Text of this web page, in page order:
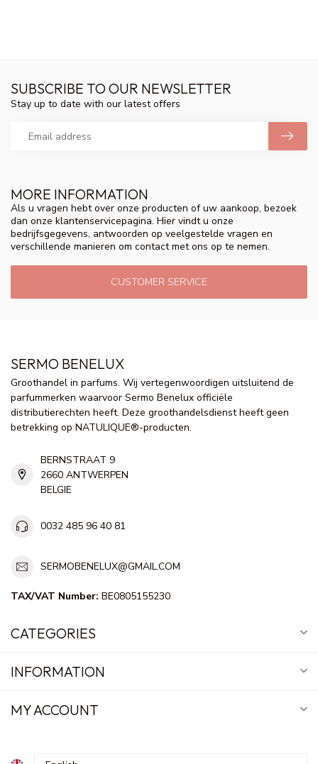
MORE INFORMATION
Als u vragen hebt over onze producten of uw aankoop, bezoek
dan onze klantenservicepagina. Hier vindt u onze
bedrijfsgegevens, antwoorden op veelgestelde vragen en
verschillende manieren om contact met ons op te nemen.
CUSTOMER SERVICE
SUBSCRIBE TO OUR NEWSLETTER
Stay up to date with our latest offers
SERMO BENELUX
Groothandel in parfums. Wij vertegenwoordigen uitsluitend de
parfummerken waarvoor Sermo Benelux officiële
distributierechten heeft. Deze groothandelsdienst heeft geen
betrekking op NATULIQUE®-producten.
BERNSTRAAT 9
2660 ANTWERPEN
BELGIE
0032 485 96 40 81
SERMOBENELUX@GMAIL.COM
TAX/VAT Number: BE0805155230
CATEGORIES
INFORMATION
MY ACCOUNT